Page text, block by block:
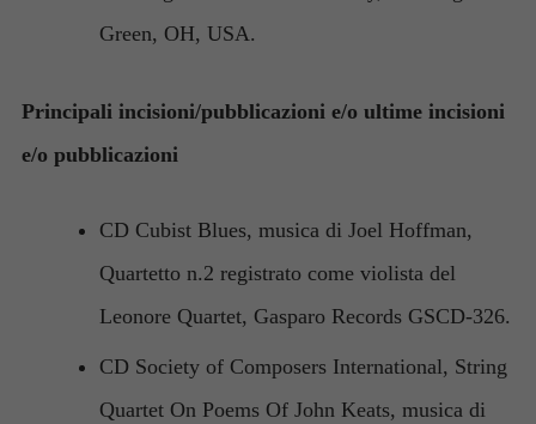
Green, OH, USA.
Principali incisioni/pubblicazioni e/o ultime incisioni
e/o pubblicazioni
CD Cubist Blues, musica di Joel Hoffman,
Quartetto n.2 registrato come violista del
Leonore Quartet, Gasparo Records GSCD-326.
CD Society of Composers International, String
Quartet On Poems Of John Keats, musica di